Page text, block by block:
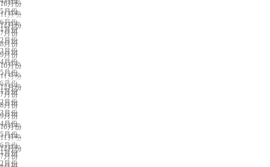
10月份
11月份
12月份
5月份
6月份
7月份
8月份
9月份
10月份
11月份
12月份
青岛展会排期
1月份
2月份
3月份
4月份
5月份
6月份
7月份
8月份
9月份
10月份
11月份
12月份
东莞展会排期
1月份
2月份
3月份
4月份
5月份
6月份
7月份
天津展会排期
1月份
2月份